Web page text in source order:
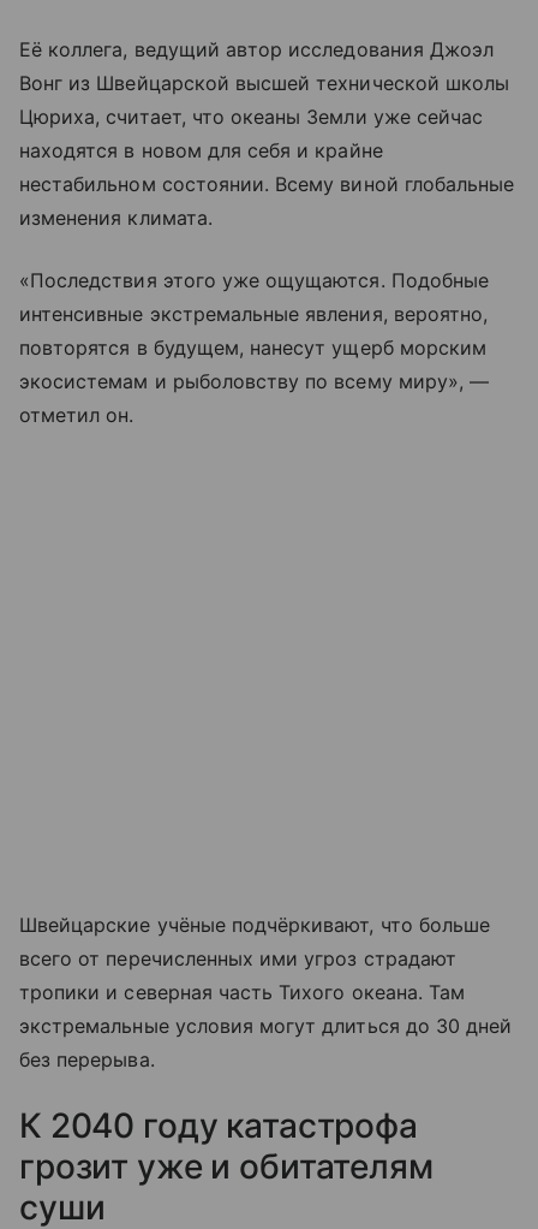
Её коллега, ведущий автор исследования Джоэл
Вонг из Швейцарской высшей технической школы
Цюриха, считает, что океаны Земли уже сейчас
находятся в новом для себя и крайне
нестабильном состоянии. Всему виной глобальные
изменения климата.
«Последствия этого уже ощущаются. Подобные
интенсивные экстремальные явления, вероятно,
повторятся в будущем, нанесут ущерб морским
экосистемам и рыболовству по всему миру», —
отметил он.
Швейцарские учёные подчёркивают, что больше
всего от перечисленных ими угроз страдают
тропики и северная часть Тихого океана. Там
экстремальные условия могут длиться до 30 дней
без перерыва.
К 2040 году катастрофа
грозит уже и обитателям
суши